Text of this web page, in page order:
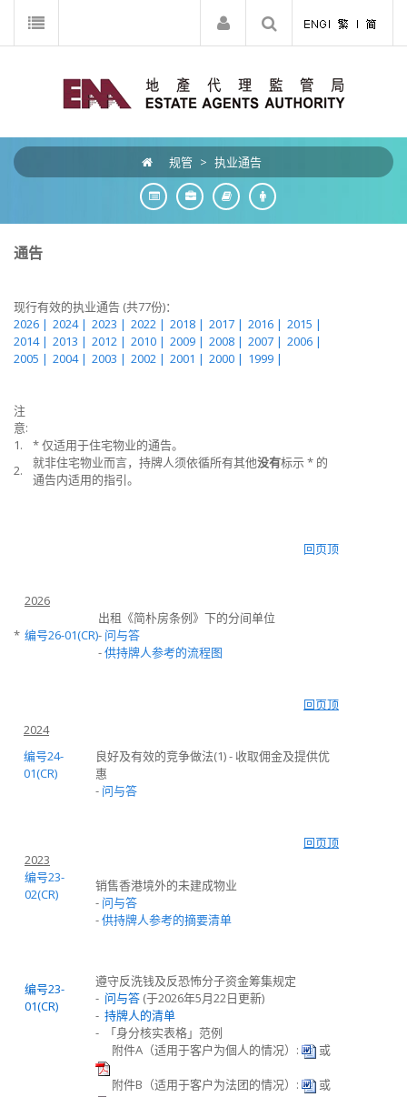
规管 > 执业通告
通告
现行有效的执业通告 (共77份)：
2026 | 2024 | 2023 | 2022 | 2018 | 2017 | 2016 | 2015 |
2014 | 2013 | 2012 | 2010 | 2009 | 2008 | 2007 | 2006 |
2005 | 2004 | 2003 | 2002 | 2001 | 2000 | 1999 |
注
意:
1.
* 仅适用于住宅物业的通告。
2.
就非住宅物业而言，持牌人须依循所有其他没有标示 * 的
通告内适用的指引。
回页顶
2026
* 编号26-01(CR)
出租《简朴房条例》下的分间单位
- 问与答
-供持牌人参考的流程图
回页顶
2024
编号24-
01(CR)
良好及有效的竞争做法(1) - 收取佣金及提供优
惠
- 问与答
回页顶
2023
编号23-
02(CR)
销售香港境外的未建成物业
- 问与答
-供持牌人参考的摘要清单
编号23-
01(CR)
遵守反洗钱及反恐怖分子资金筹集规定
- 问与答 (于2026年5月22日更新)
- 持牌人的清单
- 「身分核实表格」范例
附件A（适用于客户为個人的情况）:
或
附件B（适用于客户为法团的情况）: 或